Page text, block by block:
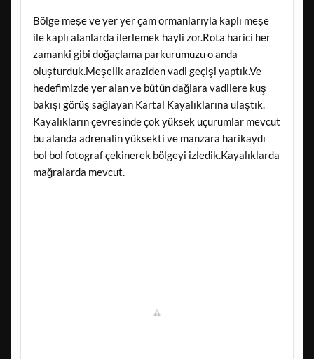
Bölge meşe ve yer yer çam ormanlarıyla kaplı meşe
ile kaplı alanlarda ilerlemek hayli zor.Rota harici her
zamanki gibi doğaçlama parkurumuzu o anda
oluşturduk.Meşelik araziden vadi geçişi yaptık.Ve
hedefimizde yer alan ve bütün dağlara vadilere kuş
bakışı görüş sağlayan Kartal Kayalıklarına ulaştık.
Kayalıkların çevresinde çok yüksek uçurumlar mevcut
bu alanda adrenalin yüksekti ve manzara harikaydı
bol bol fotograf çekinerek bölgeyi izledik.Kayalıklarda
mağralarda mevcut.